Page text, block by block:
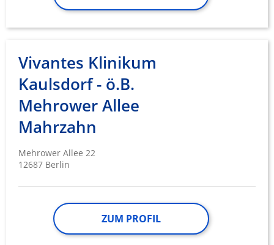
Vivantes Klinikum
Kaulsdorf - ö.B.
Mehrower Allee
Mahrzahn
Mehrower Allee 22
12687 Berlin
ZUM PROFIL